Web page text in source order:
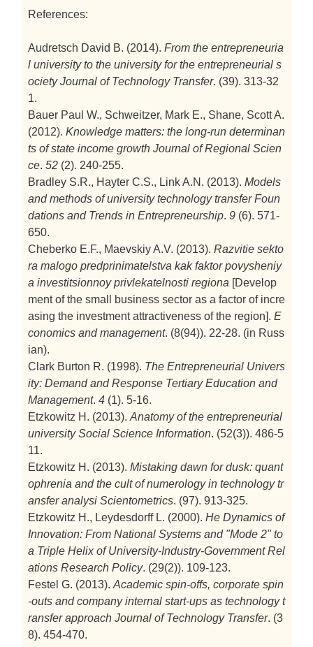
References:
Audretsch David B. (2014). From the entrepreneuria
l university to the university for the entrepreneurial s
ociety Journal of Technology Transfer. (39). 313-32
1.
Bauer Paul W., Schweitzer, Mark E., Shane, Scott A.
(2012). Knowledge matters: the long-run determinan
ts of state income growth Journal of Regional Scien
ce. 52 (2). 240-255.
Bradley S.R., Hayter C.S., Link A.N. (2013). Models
and methods of university technology transfer Foun
dations and Trends in Entrepreneurship. 9 (6). 571-
650.
Cheberko E.F., Maevskiy A.V. (2013). Razvitie sekto
ra malogo predprinimatelstva kak faktor povysheniy
a investitsionnoy privlekatelnosti regiona [Develop
ment of the small business sector as a factor of incre
asing the investment attractiveness of the region]. E
conomics and management. (8(94)). 22-28. (in Russ
ian).
Clark Burton R. (1998). The Entrepreneurial Univers
ity: Demand and Response Tertiary Education and
Management. 4 (1). 5-16.
Etzkowitz H. (2013). Anatomy of the entrepreneurial
university Social Science Information. (52(3)). 486-5
11.
Etzkowitz H. (2013). Mistaking dawn for dusk: quant
ophrenia and the cult of numerology in technology tr
ansfer analysi Scientometrics. (97). 913-325.
Etzkowitz H., Leydesdorff L. (2000). He Dynamics of
Innovation: From National Systems and "Mode 2" to
a Triple Helix of University-Industry-Government Rel
ations Research Policy. (29(2)). 109-123.
Festel G. (2013). Academic spin-offs, corporate spin
-outs and company internal start-ups as technology t
ransfer approach Journal of Technology Transfer. (3
8). 454-470.